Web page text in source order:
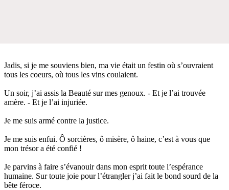
Jadis, si je me souviens bien, ma vie était un festin où s’ouvraient
tous les coeurs, où tous les vins coulaient.
Un soir, j’ai assis la Beauté sur mes genoux. - Et je l’ai trouvée
amère. - Et je l’ai injuriée.
Je me suis armé contre la justice.
Je me suis enfui. Ô sorcières, ô misère, ô haine, c’est à vous que
mon trésor a été confié !
Je parvins à faire s’évanouir dans mon esprit toute l’espérance
humaine. Sur toute joie pour l’étrangler j’ai fait le bond sourd de la
bête féroce.